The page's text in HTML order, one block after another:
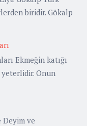
biridir. Gökalp
Ekmeğin katığı
Onun
Deyim ve